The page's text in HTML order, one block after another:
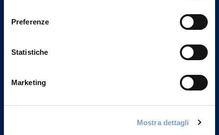
Preferenze
Statistiche
Marketing
Mostra dettagli
Vittoria Assicurazioni S.p.A.